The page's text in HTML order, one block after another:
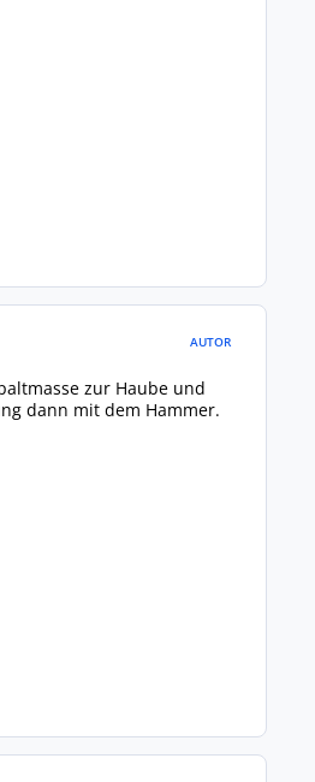
AUTOR
zur Haube und
dann mit dem Hammer.